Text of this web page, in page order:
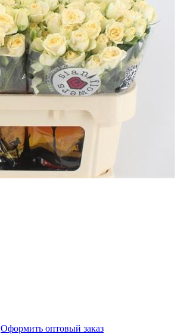
Оформить оптовый заказ